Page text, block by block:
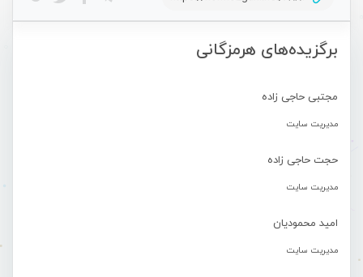
برگزیده‌های هرمزگانی
مجتبی حاجی زاده
مدیریت سایت
حجت حاجی زاده
مدیریت سایت
امید محمودیان
مدیریت سایت